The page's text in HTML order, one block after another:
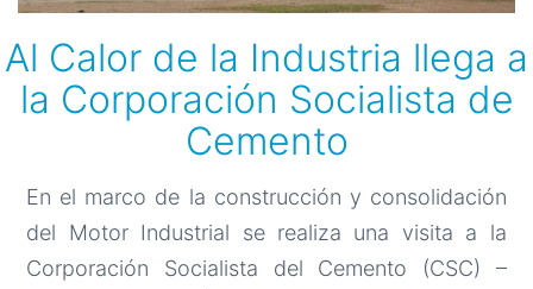
Al Calor de la Industria llega a
la Corporación Socialista de
Cemento
En el marco de la construcción y consolidación
del Motor Industrial se realiza una visita a la
Corporación Socialista del Cemento (CSC) –